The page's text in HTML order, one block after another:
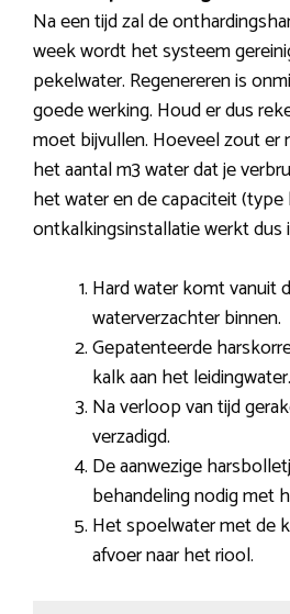
Na een tijd zal de
week wordt het systeem
pekelwater. Regenereren is
goede werking. Houd er dus
moet bijvullen. Hoeveel zout er
het aantal m3 water dat je
het water en de capaciteit
ontkalkingsinstallatie werkt dus
Hard water komt vanuit
waterverzachter binnen.
Gepatenteerde
kalk aan het leidingwater.
Na verloop van tijd
verzadigd.
De aanwezige
behandeling nodig met
Het spoelwater met de
afvoer naar het riool.